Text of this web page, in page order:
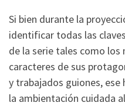
Si bien durante la
identificar todas las
de la serie tales como
caracteres de sus
y trabajados guiones,
la ambientación cuidada